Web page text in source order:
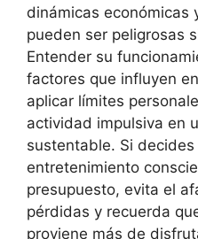
dinámicas económicas
pueden ser peligrosas
Entender su
factores que influyen
aplicar límites
actividad impulsiva en
sustentable. Si
entretenimiento
presupuesto, evita el
pérdidas y recuerda
proviene más de